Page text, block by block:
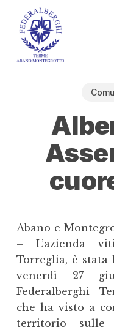
main
content
Abano e
– L’azienda
Torreglia, è
venerdì 27
Federalberghi
che ha visto a
territorio sulle